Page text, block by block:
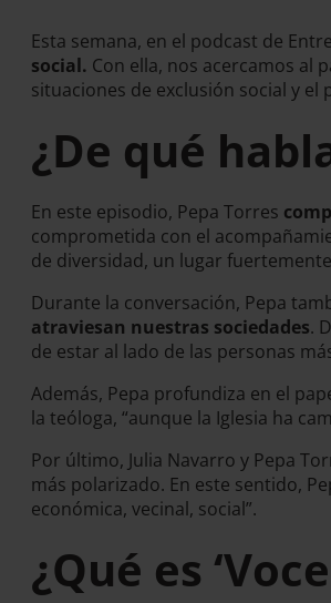
Esta semana, en el podcast de
social. Con ella, nos acercamos al
situaciones de exclusión social y el
¿De qué
En este episodio, Pepa Torres
comprometida con el
de diversidad, un lugar
Durante la conversación, Pepa
atraviesan nuestras sociedades.
de estar al lado de las personas
Además, Pepa profundiza en el
la teóloga, “aunque la Iglesia ha
Por último, Julia Navarro y Pepa
más polarizado. En este sentido,
económica, vecinal, social”.
¿Qué es